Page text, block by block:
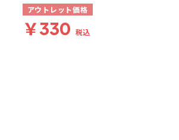
アウトレット価格
￥330 税込